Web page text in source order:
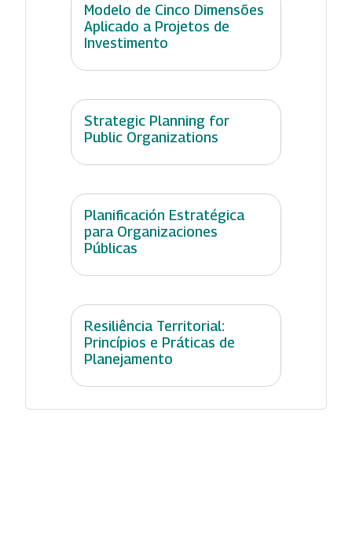
Modelo de Cinco Dimensões
Aplicado a Projetos de
Investimento
Strategic Planning for
Public Organizations
Planificación Estratégica
para Organizaciones
Públicas
Resiliência Territorial:
Princípios e Práticas de
Planejamento